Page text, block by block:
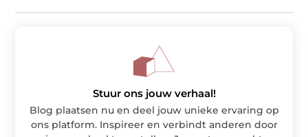
Stuur ons jouw verhaal!
Blog plaatsen nu en deel jouw unieke ervaring op
ons platform. Inspireer en verbindt anderen door